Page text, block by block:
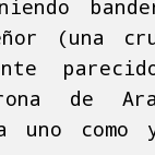
(una
de
uno como